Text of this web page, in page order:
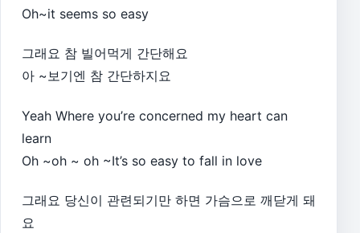
Oh~it seems so easy
그래요 참 빌어먹게 간단해요
아 ~보기엔 참 간단하지요
Yeah Where you’re concerned my heart can
learn
Oh ~oh ~ oh ~It’s so easy to fall in love
그래요 당신이 관련되기만 하면 가슴으로 깨닫게 돼
요